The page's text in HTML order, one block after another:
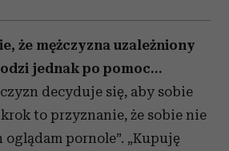
że mężczyzna uzależniony
jednak po pomoc…
decyduje się, aby sobie
to przyznanie, że sobie nie
oglądam pornole”. „Kupuję